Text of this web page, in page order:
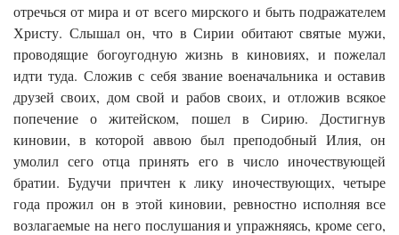
отречься от мира и от всего мирского и быть подражателем
Христу. Слышал он, что в Сирии обитают святые мужи,
проводящие богоугодную жизнь в киновиях, и пожелал
идти туда. Сложив с себя звание военачальника и оставив
друзей своих, дом свой и рабов своих, и отложив всякое
попечение о житейском, пошел в Сирию. Достигнув
киновии, в которой аввою был преподобный Илия, он
умолил сего отца принять его в число иночествующей
братии. Будучи причтен к лику иночествующих, четыре
года прожил он в этой киновии, ревностно исполняя все
возлагаемые на него послушания и упражняясь, кроме сего,